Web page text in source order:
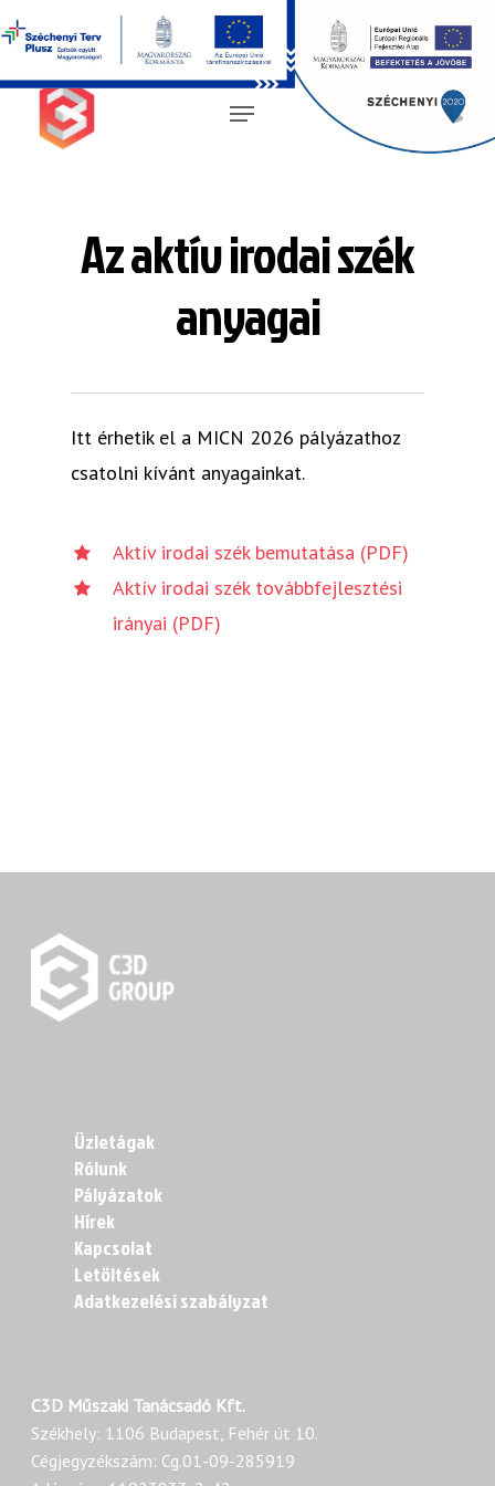
Magyar
Az aktív irodai szék
anyagai
Itt érhetik el a MICN 2026 pályázathoz
csatolni kívánt anyagainkat.
Aktív irodai szék bemutatása (PDF)
Aktív irodai szék továbbfejlesztési
irányai (PDF)
Üzletágak
Rólunk
Pályázatok
Hírek
Kapcsolat
Letöltések
Adatkezelési szabályzat
C3D Műszaki Tanácsadó Kft.
Székhely: 1106 Budapest, Fehér út 10.
Cégjegyzékszám: Cg.01-09-285919